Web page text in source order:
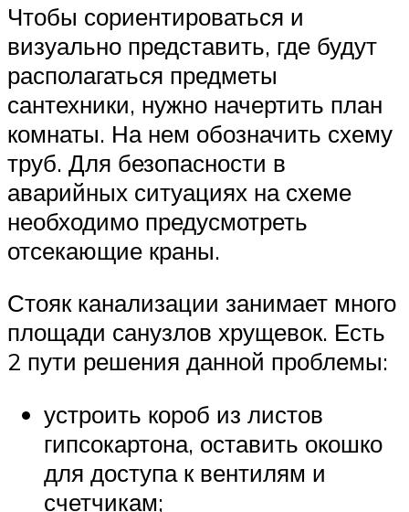
Чтобы сориентироваться и
визуально представить, где будут
располагаться предметы
сантехники, нужно начертить план
комнаты. На нем обозначить схему
труб. Для безопасности в
аварийных ситуациях на схеме
необходимо предусмотреть
отсекающие краны.
Стояк канализации занимает много
площади санузлов хрущевок. Есть
2 пути решения данной проблемы:
устроить короб из листов
гипсокартона, оставить окошко
для доступа к вентилям и
счетчикам;